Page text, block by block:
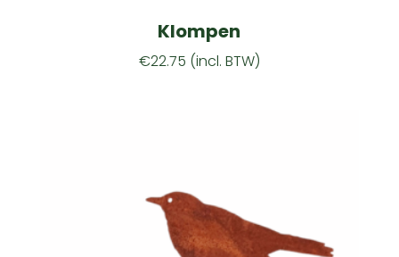
Klompen
€22.75 (incl. BTW)